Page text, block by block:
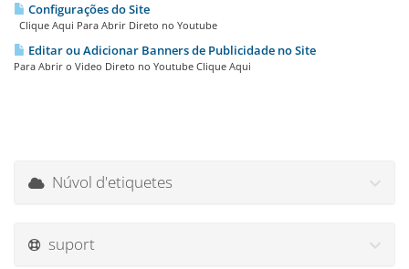
Configurações do Site
Clique Aqui Para Abrir Direto no Youtube
Editar ou Adicionar Banners de Publicidade no Site
Para Abrir o Video Direto no Youtube Clique Aqui
Núvol d'etiquetes
suport